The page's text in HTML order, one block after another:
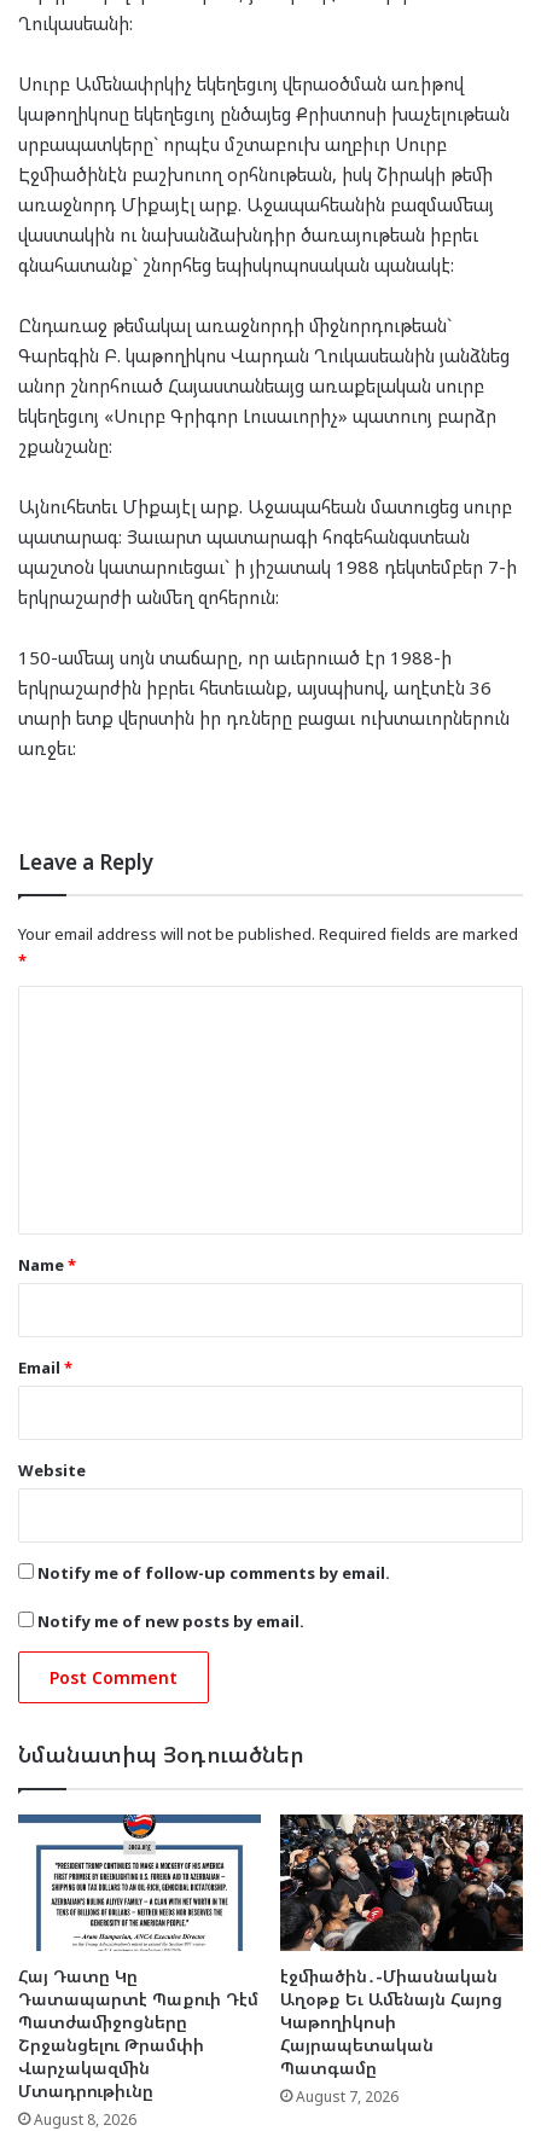
Ղուկասեանի:
Սուրբ Ամենափրկիչ եկեղեցւոյ վերաօծման առիթով
կաթողիկոսը եկեղեցւոյ ընծայեց Քրիստոսի խաչելութեան
սրբապատկերը` որպէս մշտաբուխ աղբիւր Սուրբ
Էջմիածինէն բաշխուող օրհնութեան, իսկ Շիրակի թեմի
առաջնորդ Միքայէլ արք. Աջապահեանին բազմամեայ
վաստակին ու նախանձախնդիր ծառայութեան իբրեւ
գնահատանք` շնորհեց եպիսկոպոսական պանակէ:
Ընդառաջ թեմակալ առաջնորդի միջնորդութեան`
Գարեգին Բ. կաթողիկոս Վարդան Ղուկասեանին յանձնեց
անոր շնորհուած Հայաստանեայց առաքելական սուրբ
եկեղեցւոյ «Սուրբ Գրիգոր Լուսաւորիչ» պատուոյ բարձր
շքանշանը:
Այնուհետեւ Միքայէլ արք. Աջապահեան մատուցեց սուրբ
պատարագ: Յաւարտ պատարագի հոգեհանգստեան
պաշտօն կատարուեցաւ` ի յիշատակ 1988 դեկտեմբեր 7-ի
երկրաշարժի անմեղ զոհերուն:
150-ամեայ սոյն տաճարը, որ աւերուած էր 1988-ի
երկրաշարժին իբրեւ հետեւանք, այսպիսով, աղէտէն 36
տարի ետք վերստին իր դռները բացաւ ուխտաւորներուն
առջեւ:
Leave a Reply
Your email address will not be published. Required fields are marked
*
*Name*
Email *
Website
Notify me of follow-up comments by email.
Notify me of new posts by email.
Նմանատիպ Յօդուածներ
Հայ Դատը Կը
Դատապարտէ Պաքուի Դէմ
Պատժամիջոցները
Շրջանցելու Թրամփի
Վարչակազմին
Մտադրութիւնը
August 8, 2026
էջմիածին․-Միասնական
Աղօթք Եւ Ամենայն Հայոց
Կաթողիկոսի
Հայրապետական
Պատգամը
August 7, 2026